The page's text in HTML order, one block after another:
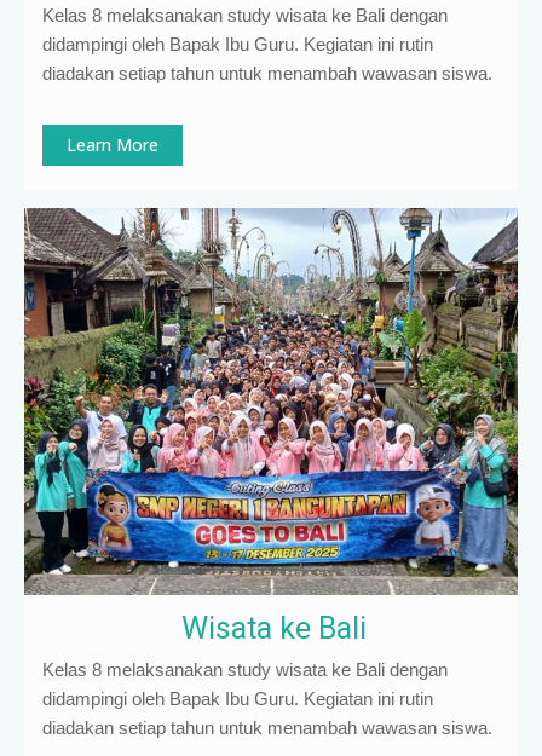
Kelas 8 melaksanakan study wisata ke Bali dengan
didampingi oleh Bapak Ibu Guru. Kegiatan ini rutin
diadakan setiap tahun untuk menambah wawasan siswa.
Learn More
Wisata ke Bali
Kelas 8 melaksanakan study wisata ke Bali dengan
didampingi oleh Bapak Ibu Guru. Kegiatan ini rutin
diadakan setiap tahun untuk menambah wawasan siswa.